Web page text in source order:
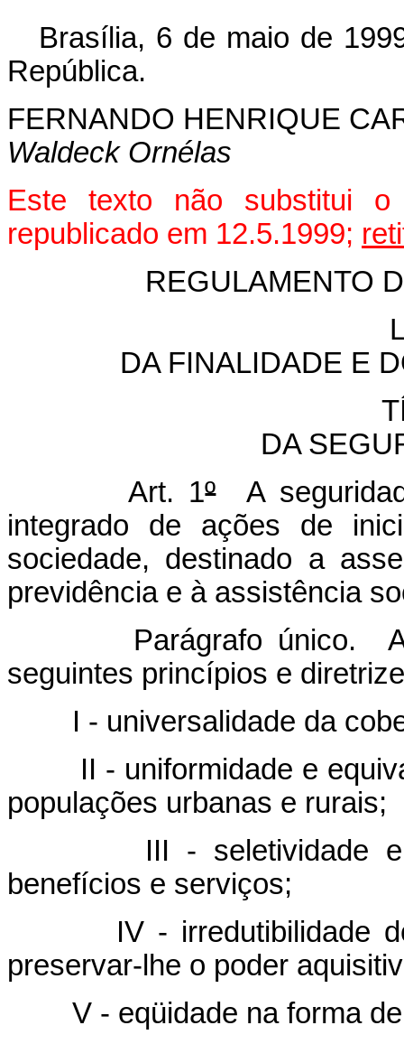
Brasília, 6 de maio de
República.
FERNANDO HENRIQUE
Waldeck Ornélas
Este texto não substitui
republicado em 12.5.1999;
REGULAMENTO
DA FINALIDADE E
DA
Art. 1ºA
integrado de ações de
sociedade, destinado a
previdência e à assistência
Parágrafo único.
seguintes princípios e
I - universalidade da
II - uniformidade e
populações urbanas e rurais;
III - seletividade
benefícios e serviços;
IV - irredutibilidade
preservar-lhe o poder
V - eqüidade na forma